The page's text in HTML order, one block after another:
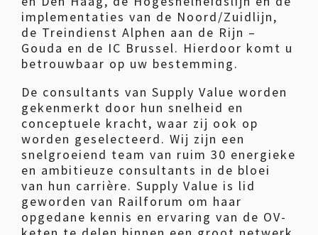
implementaties van de Noord/Zuidlijn,
de Treindienst Alphen aan de Rijn –
Gouda en de IC Brussel. Hierdoor komt u
betrouwbaar op uw bestemming.
De consultants van Supply Value worden
gekenmerkt door hun snelheid en
conceptuele kracht, waar zij ook op
worden geselecteerd. Wij zijn een
snelgroeiend team van ruim 30 energieke
en ambitieuze consultants in de bloei
van hun carrière. Supply Value is lid
geworden van Railforum om haar
opgedane kennis en ervaring van de OV-